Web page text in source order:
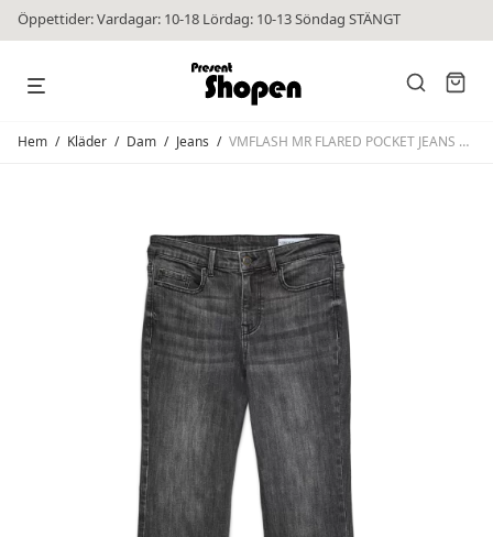
Öppettider: Vardagar: 10-18 Lördag: 10-13 Söndag STÄNGT
Hem / Kläder / Dam / Jeans / VMFLASH MR FLARED POCKET JEANS Dark Grey Denim